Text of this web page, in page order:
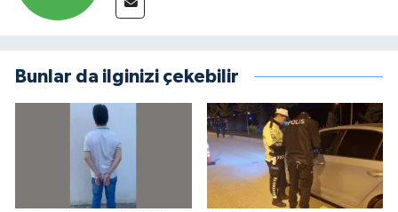
Bunlar da ilginizi çekebilir